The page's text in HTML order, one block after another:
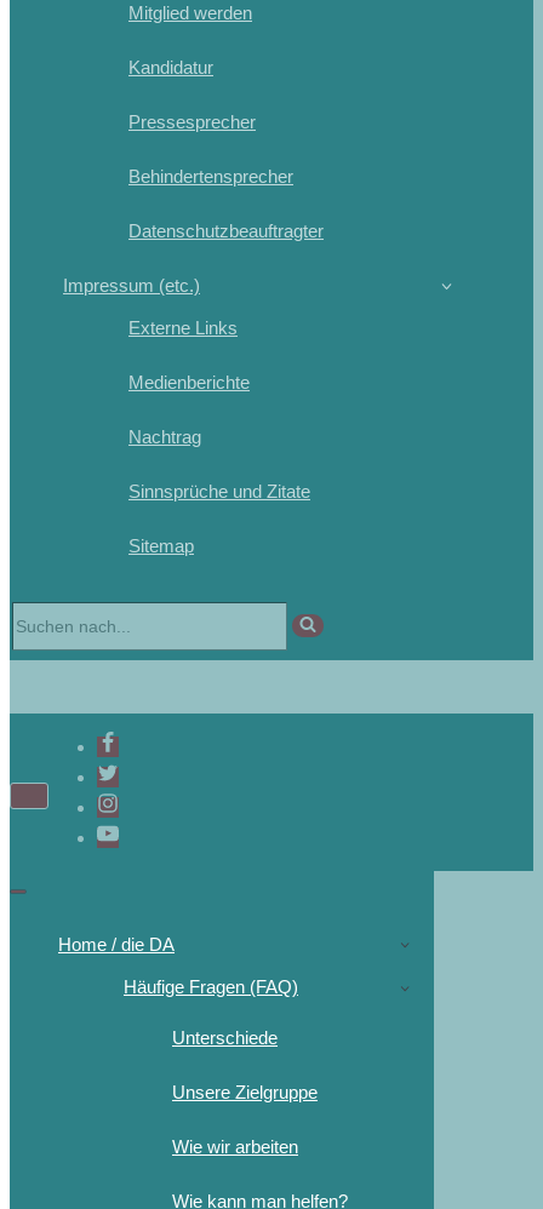
Mitglied werden
Kandidatur
Pressesprecher
Behindertensprecher
Datenschutzbeauftragter
Impressum (etc.)
Externe Links
Medienberichte
Nachtrag
Sinnsprüche und Zitate
Sitemap
Navigations-
Navigations-
Home / die DA
Häufige Fragen (FAQ)
Unterschiede
Unsere Zielgruppe
Wie wir arbeiten
Wie kann man helfen?